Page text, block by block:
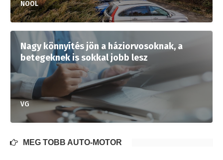
NOOL
Nagy könnyítés jön a háziorvosoknak, a
betegeknek is sokkal jobb lesz
VG
MÉG TÖBB AUTÓ-MOTOR